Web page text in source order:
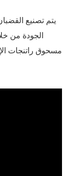
الفولاذية الملولبة
طلاء القضبان
الخاصة.
للتآكل، مما